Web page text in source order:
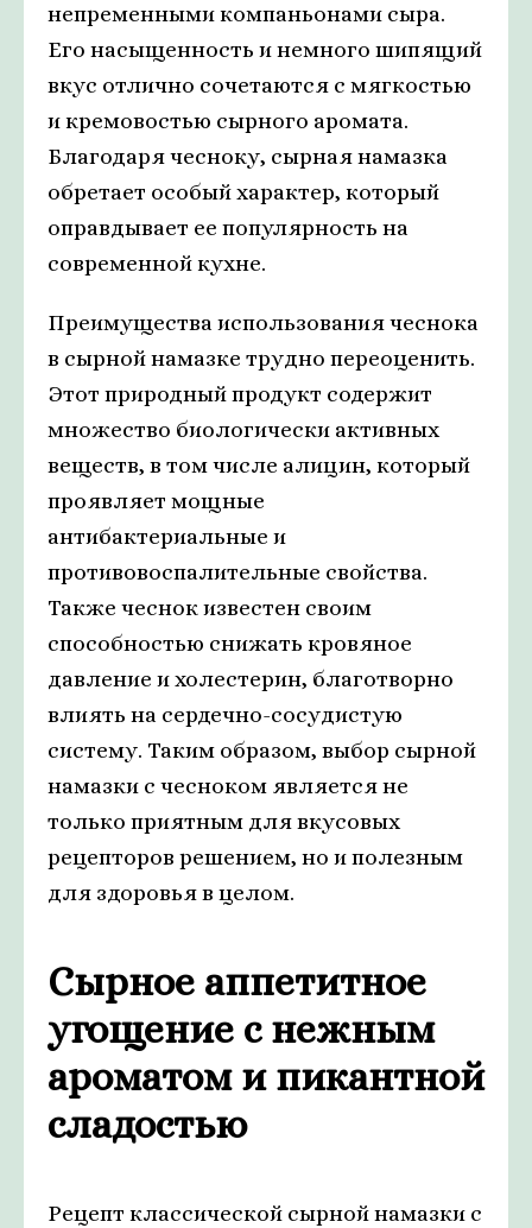
непременными компаньонами сыра.
Его насыщенность и немного шипящий
вкус отлично сочетаются с мягкостью
и кремовостью сырного аромата.
Благодаря чесноку, сырная намазка
обретает особый характер, который
оправдывает ее популярность на
современной кухне.
Преимущества использования чеснока
в сырной намазке трудно переоценить.
Этот природный продукт содержит
множество биологически активных
веществ, в том числе алицин, который
проявляет мощные
антибактериальные и
противовоспалительные свойства.
Также чеснок известен своим
способностью снижать кровяное
давление и холестерин, благотворно
влиять на сердечно-сосудистую
систему. Таким образом, выбор сырной
намазки с чесноком является не
только приятным для вкусовых
рецепторов решением, но и полезным
для здоровья в целом.
Сырное аппетитное
угощение с нежным
ароматом и пикантной
сладостью
Рецепт классической сырной намазки с